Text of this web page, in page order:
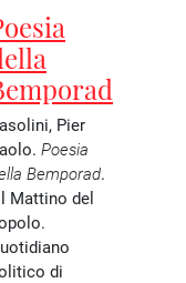
Pier
Poesia
Bemporad.
Mattino del
di